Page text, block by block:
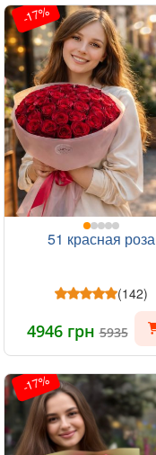
-17%
51 красная роза
(142)
4946 грн5935
-17%